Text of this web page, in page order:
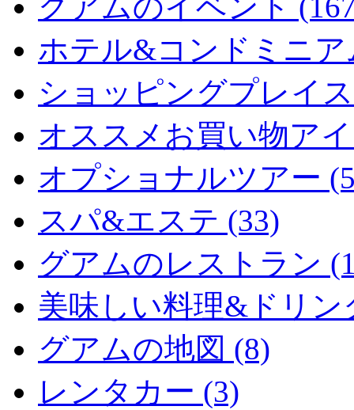
ホテル&コンドミニア
ショッピングプレイ
オススメお買い物ア
オプショナルツアー
スパ&エステ (33)
グアムのレストラン
美味しい料理&ドリン
グアムの地図 (8)
レンタカー (3)